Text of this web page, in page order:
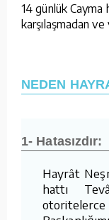
14 günlük Cayma
karşılaşmadan
NEDEN
1- Hatasızdır:
Hayrât
hattı
otoritelerce